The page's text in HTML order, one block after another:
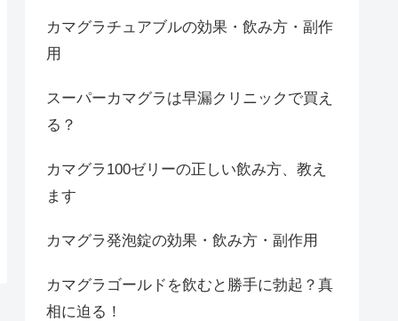
カマグラチュアブルの効果・飲み方・副作
用
スーパーカマグラは早漏クリニックで買え
る？
カマグラ100ゼリーの正しい飲み方、教え
ます
カマグラ発泡錠の効果・飲み方・副作用
カマグラゴールドを飲むと勝手に勃起？真
相に迫る！